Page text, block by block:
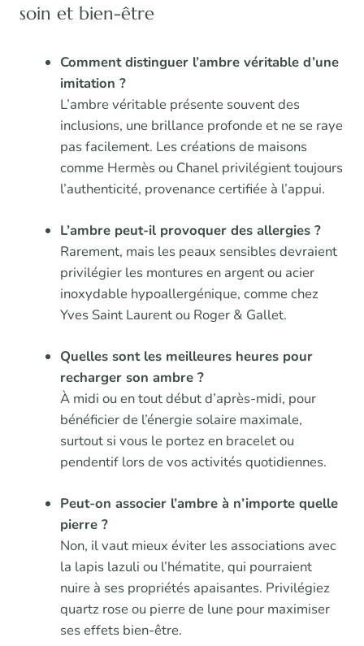
soin et bien-être
Comment distinguer l’ambre véritable d’une
imitation ?
L’ambre véritable présente souvent des
inclusions, une brillance profonde et ne se raye
pas facilement. Les créations de maisons
comme Hermès ou Chanel privilégient toujours
l’authenticité, provenance certifiée à l’appui.
L’ambre peut-il provoquer des allergies ?
Rarement, mais les peaux sensibles devraient
privilégier les montures en argent ou acier
inoxydable hypoallergénique, comme chez
Yves Saint Laurent ou Roger & Gallet.
Quelles sont les meilleures heures pour
recharger son ambre ?
À midi ou en tout début d’après-midi, pour
bénéficier de l’énergie solaire maximale,
surtout si vous le portez en bracelet ou
pendentif lors de vos activités quotidiennes.
Peut-on associer l’ambre à n’importe quelle
pierre ?
Non, il vaut mieux éviter les associations avec
la lapis lazuli ou l’hématite, qui pourraient
nuire à ses propriétés apaisantes. Privilégiez
quartz rose ou pierre de lune pour maximiser
ses effets bien-être.